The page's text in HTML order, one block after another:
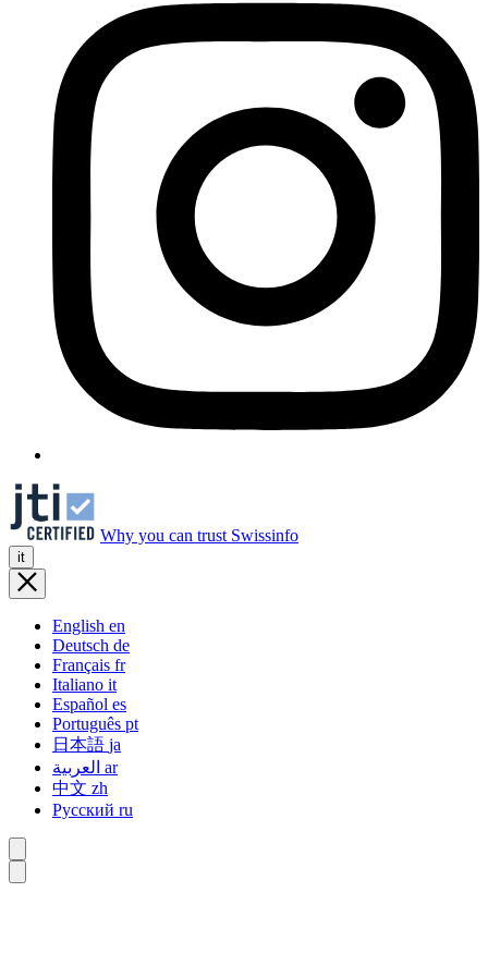
Why you can trust Swissinfo
it
English en
Deutsch de
Français fr
Italiano it
Español es
Português pt
日本語 ja
ar
中文 zh
Русский ru